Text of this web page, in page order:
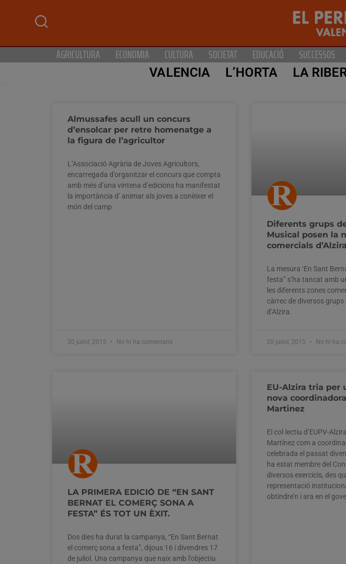
AGRICULTURA ECONOMIA CULTURA SOCIETAT EDUCACIÓ SUCCESSOS
VALENCIA L’HORTA LA
Almussafes acull un concurs
d’ensolcar per retre homenatge a
la figura de l’agricultor
L’Associació Agrària de Joves Agricultors,
encarregada d’organitzar el concurs que compta
amb més d’una vintena d’edicions ha manifestat
la importància d’ animar als joves a conèixer el
món del camp
20 juliol, 2015 No hi ha comentaris
Diferents grups
Musical posen la
comercials d’Alzira
La mesura ‘En Sant
festa” s’ha tancat amb
les diferents zones
càrrec de diversos
d’Alzira.
20 juliol, 2015 No hi ha
LA PRIMERA EDICIÓ DE “EN SANT
BERNAT EL COMERÇ SONA A
FESTA” ÉS TOT UN ÈXIT.
Dos dies ha durat la campanya, “En Sant Bernat
el comerç sona a festa”, dijous 16 i divendres 17
de juliol. Una campanya que naix amb l’objectiu
EU-Alzira tria per
nova
Martinez
El col·lectiu d’EUPV-
Martínez com a
celebrada el passat
ha estat membre del
diversos exercicis, des
representació
obtindre’n i ara en el